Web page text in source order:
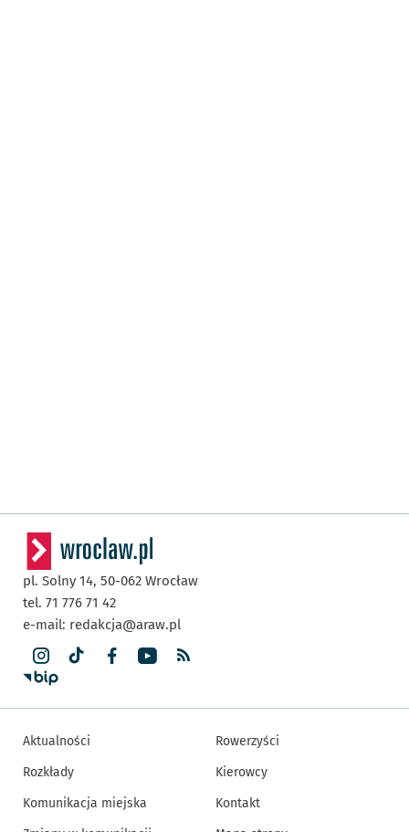
pl. Solny 14, 50-062 Wrocław
tel. 71 776 71 42
e-mail: redakcja@araw.pl
Aktualności
Rozkłady
Komunikacja miejska
Rowerzyści
Kierowcy
Kontakt